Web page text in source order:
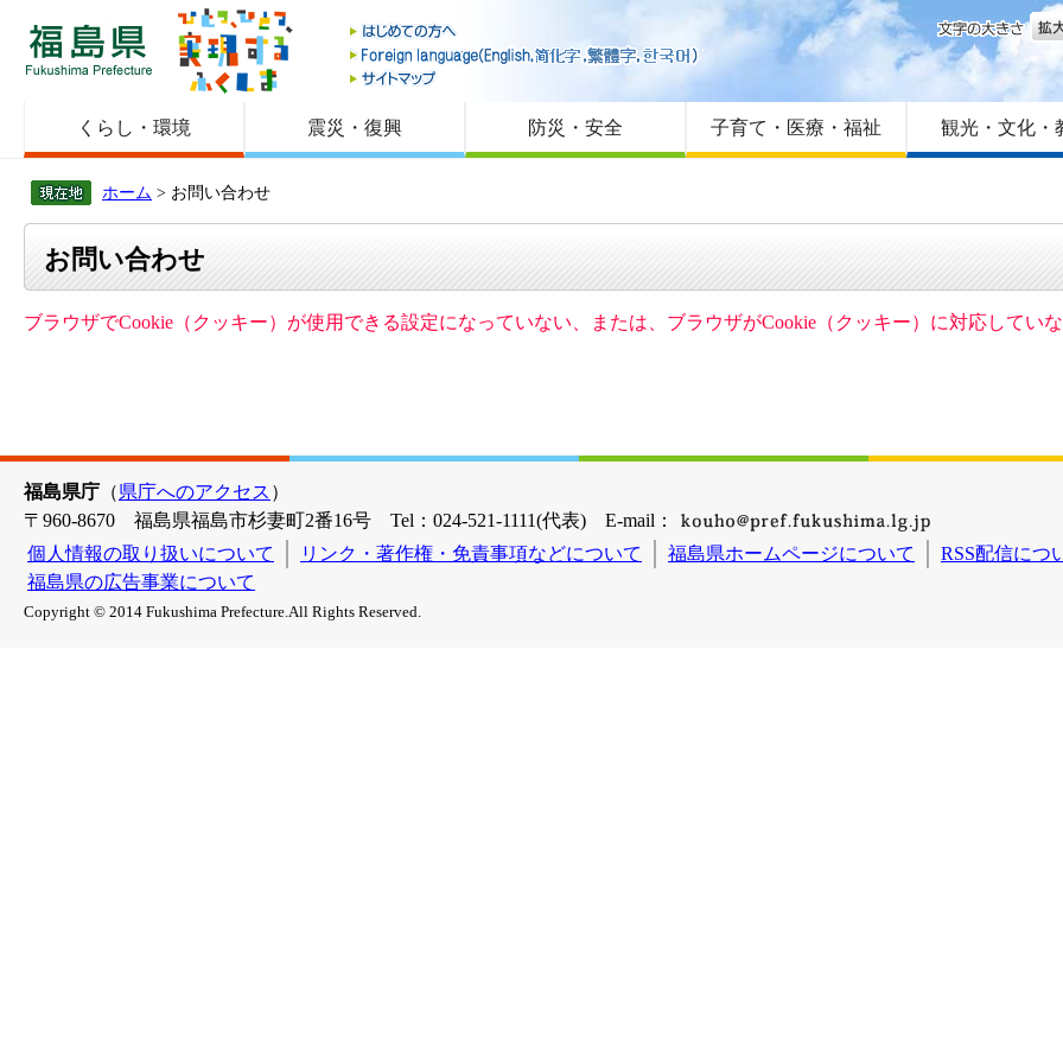
福島県
はじめての方へ
Foreign language
サイトマップ
文字
くらし・環境 震災・復興 防災・安全 子育て・医療・福祉 観光・文化・
ホーム > お問い合わせ
お問い合わせ
ブラウザでCookie（クッキー）が使用できる設定になっていない、または、ブラウザがCookie（クッキー）に対応してい
福島県庁 （県庁へのアクセス ）
〒960-8670 福島県福島市杉妻町2番16号 Tel：024-521-1111(代表) E-mail：
個人情報の取り扱いについて
リンク・著作権・免責事項などについて 福島県ホームページについて
RSS配信につ
福島県の広告事業について
Copyright © 2014 Fukushima Prefecture.All Rights Reserved.